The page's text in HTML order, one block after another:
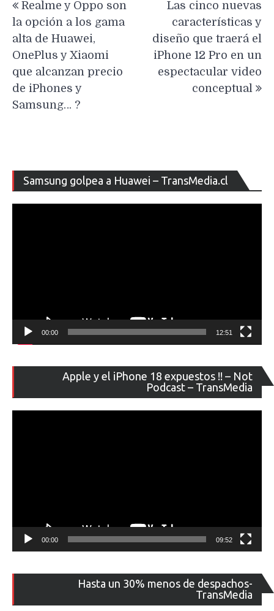
de
entradas
Realme y Oppo son
la opción a los gama
alta de Huawei,
OnePlus y Xiaomi
que alcanzan precio
de iPhones y
Samsung… ?
Las cinco nuevas
características y
diseño que traerá el
iPhone 12 Pro en un
espectacular video
conceptual
Samsung golpea a Huawei – TransMedia.cl
de
00:00 12:51
Apple y el iPhone 18 expuestos !! – Not
Podcast – TransMedia
de
00:00 09:52
Hasta un 30% menos de despachos-
TransMedia
de